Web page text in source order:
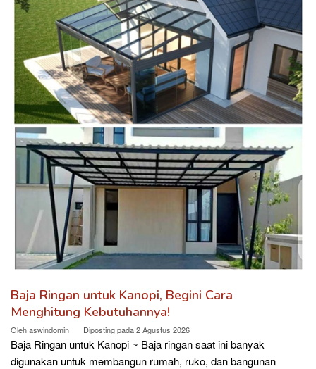
Baja Ringan untuk Kanopi, Begini Cara
Menghitung Kebutuhannya!
Olehaswindomin Diposting pada2 Agustus 2026
Baja Ringan untuk Kanopi ~ Baja ringan saat ini banyak
digunakan untuk membangun rumah, ruko, dan bangunan